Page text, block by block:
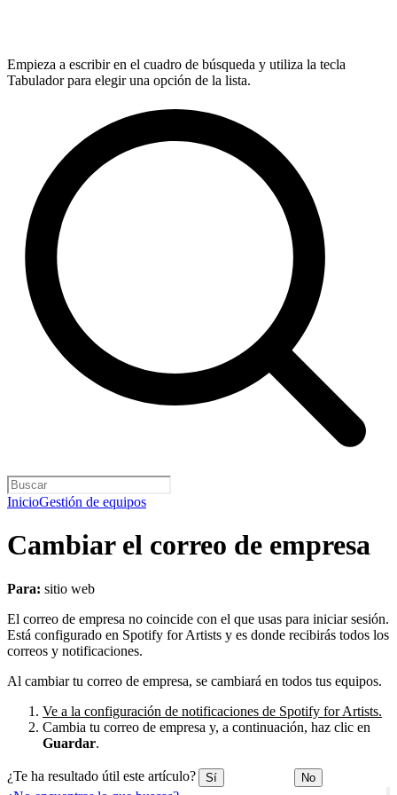
Empieza a escribir en el cuadro de búsqueda y utiliza la tecla
Tabulador para elegir una opción de la lista.
InicioGestión de equipos
Cambiar el correo de empresa
Para: sitio web
El correo de empresa no coincide con el que usas para iniciar sesión.
Está configurado en Spotify for Artists y es donde recibirás todos los
correos y notificaciones.
Al cambiar tu correo de empresa, se cambiará en todos tus equipos.
Ve a la configuración de notificaciones de Spotify for Artists.
Cambia tu correo de empresa y, a continuación, haz clic en
Guardar.
¿Te ha resultado útil este artículo? Sí No